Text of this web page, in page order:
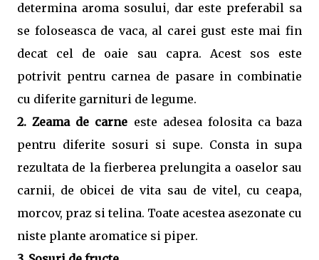
determina aroma sosului, dar este preferabil sa
se foloseasca de vaca, al carei gust este mai fin
decat cel de oaie sau capra. Acest sos este
potrivit pentru carnea de pasare in combinatie
cu diferite garnituri de legume.
2. Zeama de carne este adesea folosita ca baza
pentru diferite sosuri si supe. Consta in supa
rezultata de la fierberea prelungita a oaselor sau
carnii, de obicei de vita sau de vitel, cu ceapa,
morcov, praz si telina. Toate acestea asezonate cu
niste plante aromatice si piper.